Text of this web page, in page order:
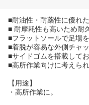
■耐油性・耐薬性に優れ
■ 耐摩耗性も高いため耐
■フラットソールで足場
■着脱が容易な外側チャッ
■サイドゴムを搭載して
■高所作業向けに考えら
【用途】
・高所作業に。